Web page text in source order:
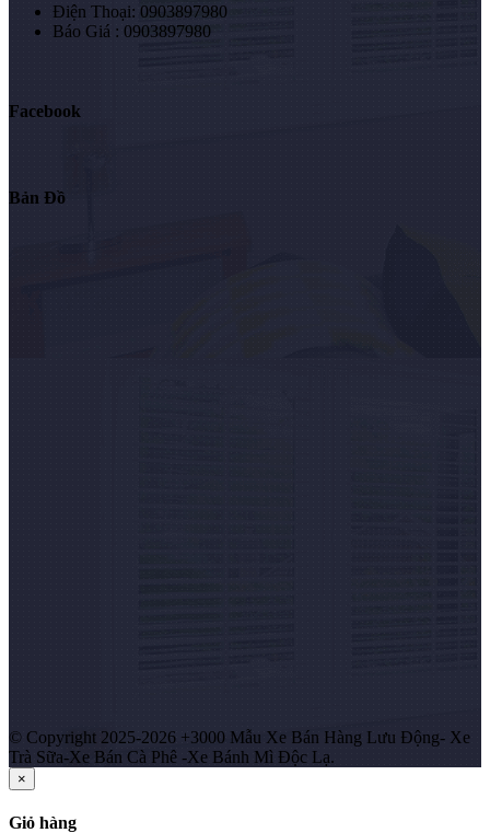
Điện Thoại: 0903897980
Báo Giá : 0903897980
Facebook
Bản Đồ
© Copyright 2025-2026 +3000 Mẫu Xe Bán Hàng Lưu Động- Xe
Trà Sữa-Xe Bán Cà Phê -Xe Bánh Mì Độc Lạ.
×
Giỏ hàng